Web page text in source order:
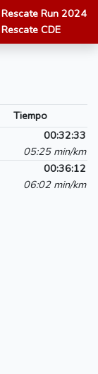
Rescate Run 2024
Rescate CDE
Tiempo
00:32:33
05:25 min/km
00:36:12
06:02 min/km